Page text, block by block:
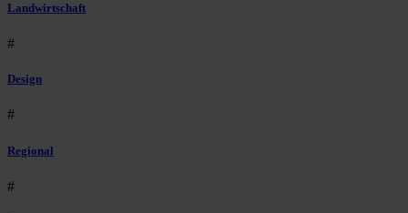
Landwirtschaft
#
Design
#
Regional
#